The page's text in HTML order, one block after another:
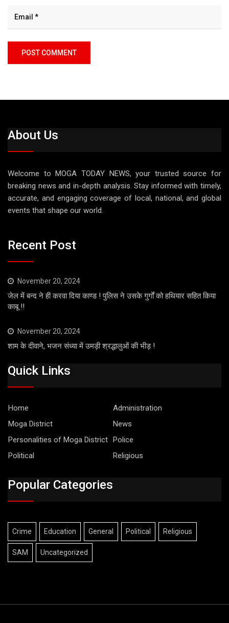
About Us
Welcome to MOGA TODAY NEWS, your trusted source for
breaking news and in-depth analysis. Stay informed with timely,
accurate, and engaging coverage of local, national, and global
events that shape our world.
Recent Post
November 20, 2024
जेल में बन्द ने ही करवा दिया काण्ड ! पुलिस ने उसके गुर्गों को हथियार सहित किया
काबू !!
November 20, 2024
शाम के दीवाने, भजन संध्या में उमड़ी श्रद्धालुओं की भीड़ !
Quick Links
Home
Administration
Moga District
News
Personalities of Moga District Police
Political
Religious
Popular Categories
Crime Education General Political Religious
SAM Uncategorized